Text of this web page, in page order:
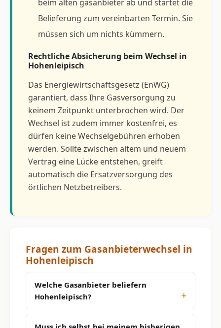
beim alten gasanbieter ab und startet die
Belieferung zum vereinbarten Termin. Sie
müssen sich um nichts kümmern.
Rechtliche Absicherung beim Wechsel in
Hohenleipisch
Das Energiewirtschaftsgesetz (EnWG)
garantiert, dass Ihre Gasversorgung zu
keinem Zeitpunkt unterbrochen wird. Der
Wechsel ist zudem immer kostenfrei, es
dürfen keine Wechselgebühren erhoben
werden. Sollte zwischen altem und neuem
Vertrag eine Lücke entstehen, greift
automatisch die Ersatzversorgung des
örtlichen Netzbetreibers.
Fragen zum Gasanbieterwechsel in
Hohenleipisch
Welche Gasanbieter beliefern
Hohenleipisch?